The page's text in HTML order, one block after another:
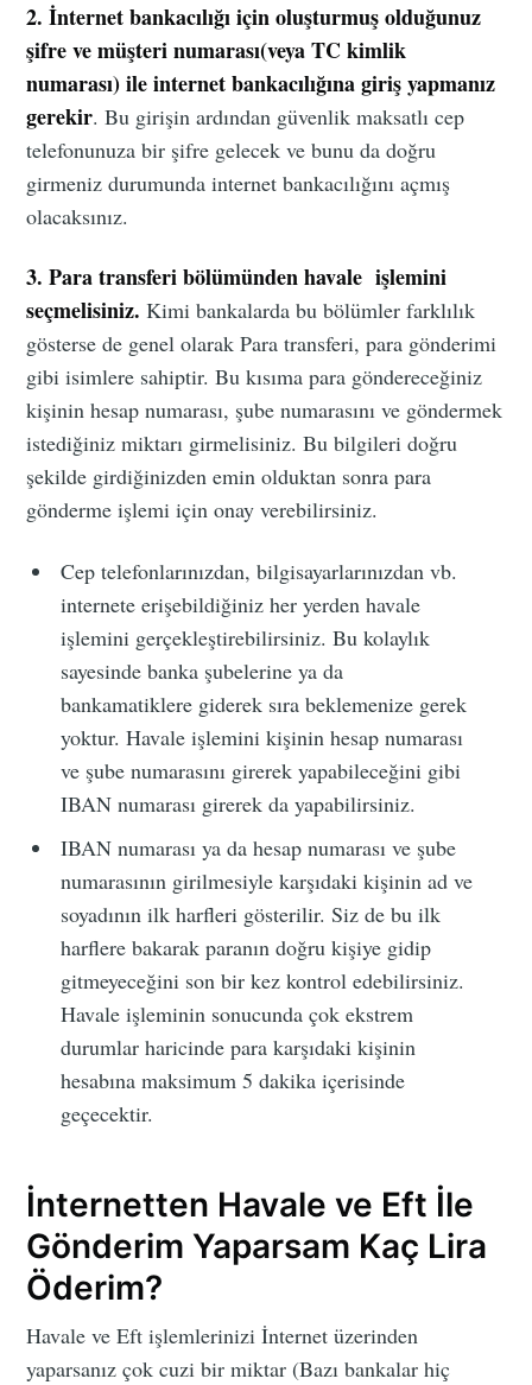
2. İnternet bankacılığı için oluşturmuş olduğunuz
şifre ve müşteri numarası(veya TC kimlik
numarası) ile internet bankacılığına giriş yapmanız
gerekir. Bu girişin ardından güvenlik maksatlı cep
telefonunuza bir şifre gelecek ve bunu da doğru
girmeniz durumunda internet bankacılığını açmış
olacaksınız.
3. Para transferi bölümünden havale işlemini
seçmelisiniz. Kimi bankalarda bu bölümler farklılık
gösterse de genel olarak Para transferi, para gönderimi
gibi isimlere sahiptir. Bu kısıma para göndereceğiniz
kişinin hesap numarası, şube numarasını ve göndermek
istediğiniz miktarı girmelisiniz. Bu bilgileri doğru
şekilde girdiğinizden emin olduktan sonra para
gönderme işlemi için onay verebilirsiniz.
Cep telefonlarınızdan, bilgisayarlarınızdan vb.
internete erişebildiğiniz her yerden havale
işlemini gerçekleştirebilirsiniz. Bu kolaylık
sayesinde banka şubelerine ya da
bankamatiklere giderek sıra beklemenize gerek
yoktur. Havale işlemini kişinin hesap numarası
ve şube numarasını girerek yapabileceğini gibi
IBAN numarası girerek da yapabilirsiniz.
IBAN numarası ya da hesap numarası ve şube
numarasının girilmesiyle karşıdaki kişinin ad ve
soyadının ilk harfleri gösterilir. Siz de bu ilk
harflere bakarak paranın doğru kişiye gidip
gitmeyeceğini son bir kez kontrol edebilirsiniz.
Havale işleminin sonucunda çok ekstrem
durumlar haricinde para karşıdaki kişinin
hesabına maksimum 5 dakika içerisinde
geçecektir.
İnternetten Havale ve Eft İle
Gönderim Yaparsam Kaç Lira
Öderim?
Havale ve Eft işlemlerinizi İnternet üzerinden
yaparsanız çok cuzi bir miktar (Bazı bankalar hiç